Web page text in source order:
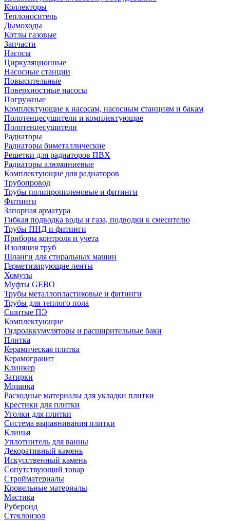
Коллекторы
Теплоноситель
Дымоходы
Котлы газовые
Запчасти
Насосы
Циркуляционные
Насосные станции
Повысительные
Поверхностные насосы
Погружные
Комплектующие к насосам, насосным станциям и бакам
Полотенцесушители и комплектующие
Полотенцесушители
Радиаторы
Радиаторы биметаллические
Решетки для радиаторов ПВХ
Радиаторы алюминиевые
Комплектующие для радиаторов
Трубопровод
Трубы полипропиленовые и фитинги
Фитинги
Запорная арматура
Гибкая подводка воды и газа, подводки к смесителю
Трубы ПНД и фитинги
Приборы контроля и учета
Изоляция труб
Шланги для стиральных машин
Герметизирующие ленты
Хомуты
Муфты GEBO
Трубы металлопластиковые и фитинги
Трубы для теплого пола
Сшитые ПЭ
Комплектующие
Гидроаккумуляторы и расширительные баки
Плитка
Керамическая плитка
Керамогранит
Клинкер
Затирки
Мозаика
Расходные материалы для укладки плитки
Крестики для плитки
Уголки для плитки
Система выравнивания плитки
Клинья
Уплотнитель для ванны
Декоративный камень
Искусственный камень
Сопутствующий товар
Стройматериалы
Кровельные материалы
Мастика
Рубероид
Стеклоизол